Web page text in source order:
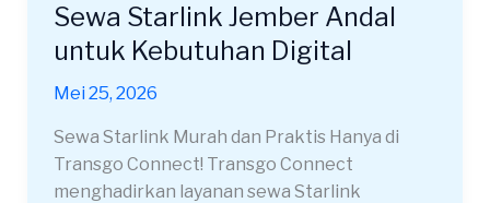
Sewa Starlink Jember Andal
untuk Kebutuhan Digital
Mei 25, 2026
Sewa Starlink Murah dan Praktis Hanya di
Transgo Connect! Transgo Connect
menghadirkan layanan sewa Starlink
Sewa
Starlink
Jember
Andal
Kebutuhan
Digital